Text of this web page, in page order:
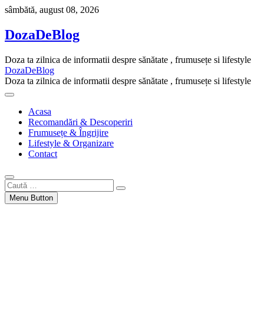
Skip
content
sâmbătă, august 08, 2026
DozaDeBlog
Doza ta zilnica de informatii despre sănătate , frumusețe si lifestyle
DozaDeBlog
Doza ta zilnica de informatii despre sănătate , frumusețe si lifestyle
Acasa
Recomandări & Descoperiri
Frumusețe & Îngrijire
Lifestyle & Organizare
Contact
Caută
…Menu Button